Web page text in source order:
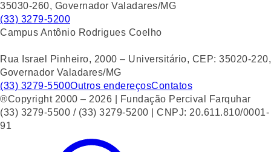
35030-260, Governador Valadares/MG
(33) 3279-5200
Campus Antônio Rodrigues Coelho
Rua Israel Pinheiro, 2000 – Universitário, CEP: 35020-220,
Governador Valadares/MG
(33) 3279-5500Outros endereçosContatos
®Copyright 2000 – 2026 | Fundação Percival Farquhar
(33) 3279-5500 / (33) 3279-5200 | CNPJ: 20.611.810/0001-
91